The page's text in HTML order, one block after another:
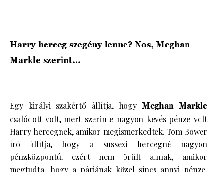
Harry herceg szegény lenne? Nos, Meghan
Markle szerint...
Egy királyi szakértő állítja, hogy Meghan Markle
csalódott volt, mert szerinte nagyon kevés pénze volt
Harry hercegnek, amikor megismerkedtek. Tom Bower
író állítja, hogy a sussexi hercegné nagyon
pénzközpontú, ezért nem örült annak, amikor
megtudta, hogy a párjának közel sincs annyi pénze,